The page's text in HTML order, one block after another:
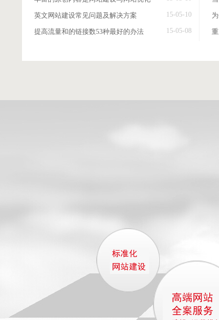
英文网站建设常见问题及解决方案 15-05-10
提高流量和的链接数53种最好的办法 15-05-08